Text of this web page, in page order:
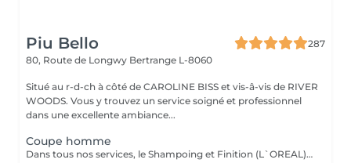
Piu Bello
287
80, Route de Longwy Bertrange L-8060
Situé au r-d-ch à côté de CAROLINE BISS et vis-â-vis de RIVER
WOODS. Vous y trouvez un service soigné et professionnel
dans une excellente ambiance...
Coupe homme
Dans tous nos services, le Shampoing et Finition (L`OREAL)sont compris.